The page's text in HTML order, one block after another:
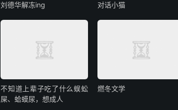
刘德华解冻ing 对话小猫
不知道上辈子吃了什么蜈蚣
屎、蛤蟆尿，想成人
燃冬文学